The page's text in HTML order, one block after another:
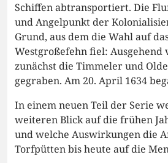
Schiffen abtransportiert. Die
und Angelpunkt der
Grund, aus dem die Wahl auf
Westgroßefehn fiel:
zunächst die Timmeler und
gegraben. Am 20. April 1634
In einem neuen Teil der Serie
weiteren Blick auf die frühen
und welche Auswirkungen die
Torfpütten bis heute auf die